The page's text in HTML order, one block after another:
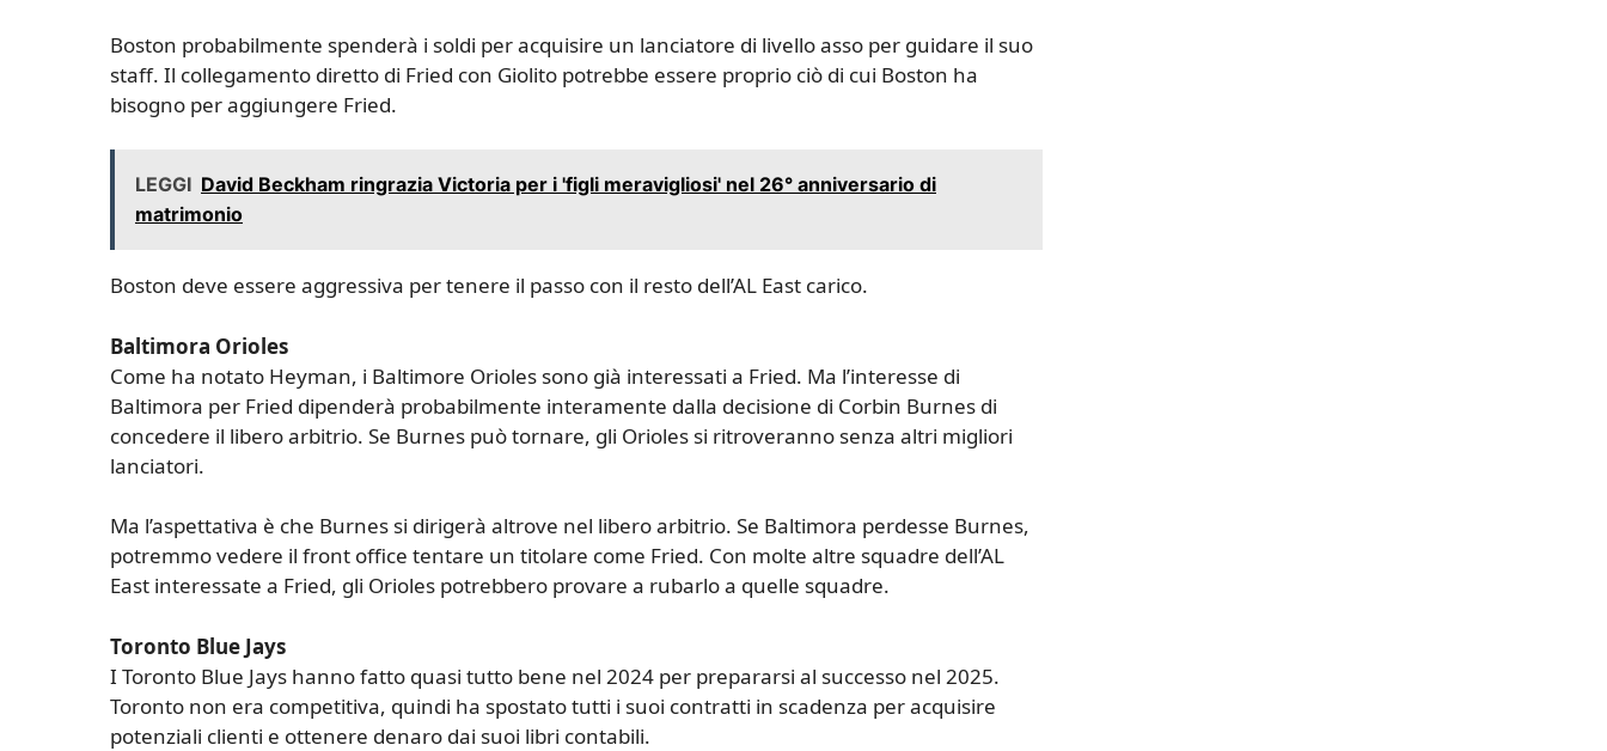
Boston probabilmente spenderà i soldi per acquisire un lanciatore di livello asso per guidare il suo
staff. Il collegamento diretto di Fried con Giolito potrebbe essere proprio ciò di cui Boston ha
bisogno per aggiungere Fried.
LEGGI David Beckham ringrazia Victoria per i 'figli meravigliosi' nel 26° anniversario di
matrimonio
Boston deve essere aggressiva per tenere il passo con il resto dell’AL East carico.
Baltimora Orioles
Come ha notato Heyman, i Baltimore Orioles sono già interessati a Fried. Ma l’interesse di
Baltimora per Fried dipenderà probabilmente interamente dalla decisione di Corbin Burnes di
concedere il libero arbitrio. Se Burnes può tornare, gli Orioles si ritroveranno senza altri migliori
lanciatori.
Ma l’aspettativa è che Burnes si dirigerà altrove nel libero arbitrio. Se Baltimora perdesse Burnes,
potremmo vedere il front office tentare un titolare come Fried. Con molte altre squadre dell’AL
East interessate a Fried, gli Orioles potrebbero provare a rubarlo a quelle squadre.
Toronto Blue Jays
I Toronto Blue Jays hanno fatto quasi tutto bene nel 2024 per prepararsi al successo nel 2025.
Toronto non era competitiva, quindi ha spostato tutti i suoi contratti in scadenza per acquisire
potenziali clienti e ottenere denaro dai suoi libri contabili.